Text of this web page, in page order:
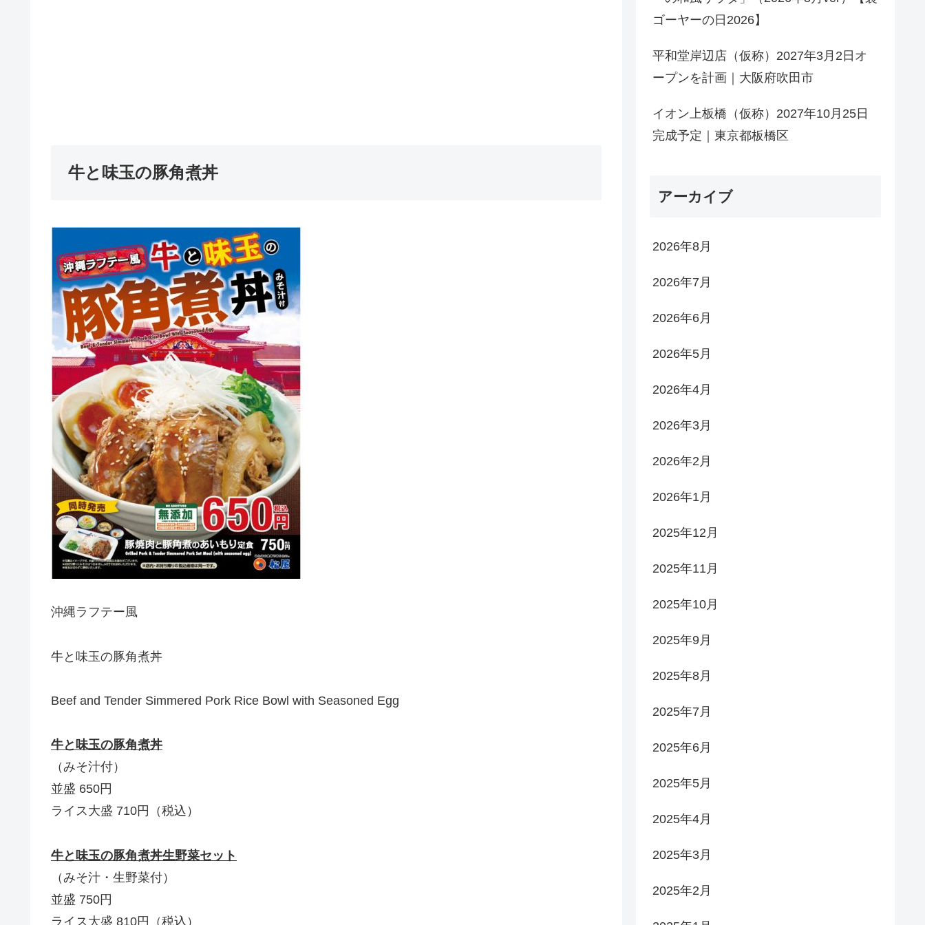
牛と味玉の豚角煮丼
沖縄ラフテー風
牛と味玉の豚角煮丼
Beef and Tender Simmered Pork Rice Bowl with Seasoned Egg
牛と味玉の豚角煮丼
（みそ汁付）
並盛 650円
ライス大盛 710円（税込）
牛と味玉の豚角煮丼生野菜セット
（みそ汁・生野菜付）
並盛 750円
ライス大盛 810円（税込）
ゴーヤーの日2026】
平和堂岸辺店（仮称）2027年3月2日オ
ープンを計画｜大阪府吹田市
イオン上板橋（仮称）2027年10月25日
完成予定｜東京都板橋区
アーカイブ
2026年8月
2026年7月
2026年6月
2026年5月
2026年4月
2026年3月
2026年2月
2026年1月
2025年12月
2025年11月
2025年10月
2025年9月
2025年8月
2025年7月
2025年6月
2025年5月
2025年4月
2025年3月
2025年2月